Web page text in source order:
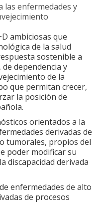
las enfermedades y
ambiciosas que
de la salud
sostenible a
dependencia y
de la
que permitan crecer,
la posición de
orientados a la
derivadas de
tumorales, propios del
poder modificar su
discapacidad derivada
enfermedades de alto
de procesos